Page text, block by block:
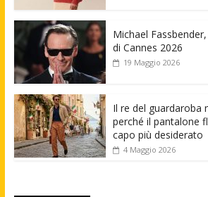
Michael
di Cannes 2026
19 Maggio 2026
Il re del guardaroba
perché il pantalone
capo più desiderato
4 Maggio 2026